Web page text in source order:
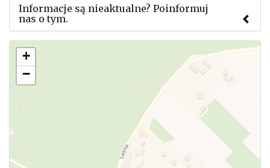
Informacje są nieaktualne? Poinformuj
nas o tym.
Użyj tego formularza aby przesłać informację o
zmianach w powyższym mityngu.
+
−